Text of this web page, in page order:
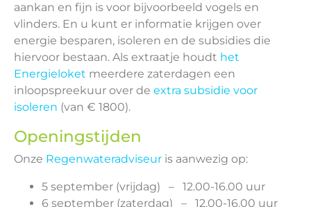
aankan en fijn is voor bijvoorbeeld vogels en
vlinders. En u kunt er informatie krijgen over
energie besparen, isoleren en de subsidies die
hiervoor bestaan. Als extraatje houdt het
Energieloket meerdere zaterdagen een
inloopspreekuur over de extra subsidie voor
isoleren (van € 1800).
Openingstijden
Onze Regenwateradviseur is aanwezig op:
5 september (vrijdag) – 12.00-16.00 uur
6 september (zaterdag) – 12.00-16.00 uur